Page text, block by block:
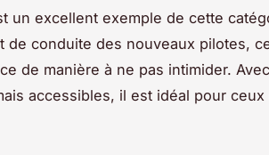
un excellent exemple de cette
de conduite des nouveaux pilotes,
de manière à ne pas intimider.
accessibles, il est idéal pour